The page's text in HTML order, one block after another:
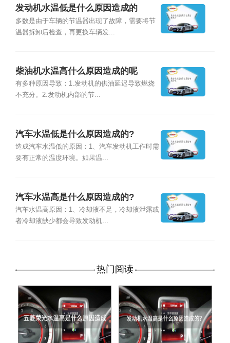
发动机水温低是什么原因造成的
多数是由于车辆的节温器出现了故障，需要将节
温器拆卸后检查，再更换车辆发...
柴油机水温高什么原因造成的呢
有多种原因导致：1.发动机的供油延迟导致燃烧
不充分。2.发动机内部的节...
汽车水温低是什么原因造成的?
造成汽车水温低的原因：1、汽车发动机工作时需
要有正常的温度环境。如果温...
汽车水温高是什么原因造成的?
汽车水温高原因：1、冷却液不足，冷却液泄露或
者冷却液缺少都会导致发动机...
热门阅读